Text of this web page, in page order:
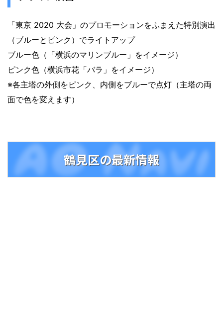
「東京 2020 大会」のプロモーションをふまえた特別演出
（ブルーとピンク）でライトアップ
ブルー色（「横浜のマリンブルー」をイメージ）
ピンク色（横浜市花「バラ」をイメージ）
※各主塔の外側をピンク、内側をブルーで点灯（主塔の両
面で色を変えます）
鶴見区の最新情報